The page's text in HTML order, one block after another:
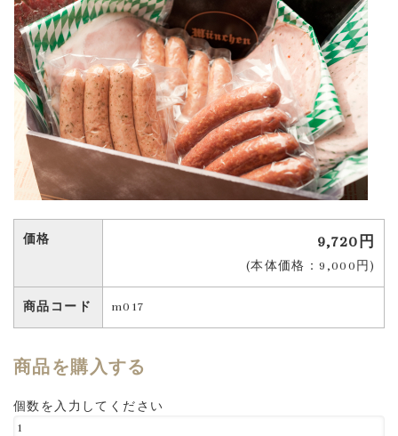
価格 9,720円
(本体価格：9,000円)
商品コード m017
商品を購入する
個数を入力してください